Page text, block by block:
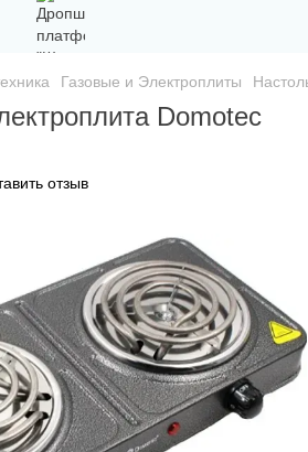
Газовые и Электроплиты
Domotec
отзыв